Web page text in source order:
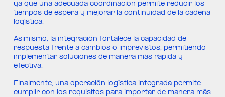
ya que una adecuada coordinación permite reducir los
tiempos de espera y mejorar la continuidad de la cadena
logística.
Asimismo, la integración fortalece la capacidad de
respuesta frente a cambios o imprevistos, permitiendo
implementar soluciones de manera más rápida y
efectiva.
Finalmente, una operación logística integrada permite
cumplir con los requisitos para importar de manera más